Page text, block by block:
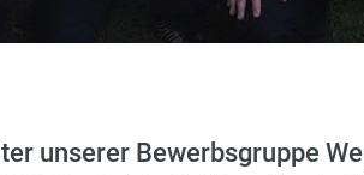
unserer Bewerbsgruppe